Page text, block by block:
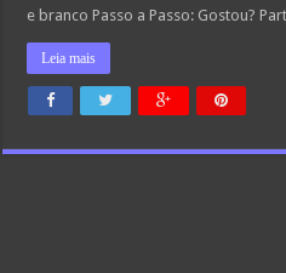
e branco Passo a Passo: Gostou?
Leia mais